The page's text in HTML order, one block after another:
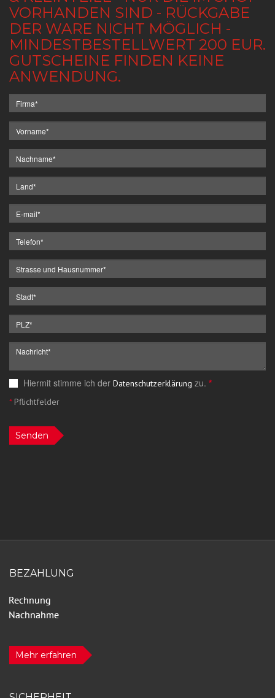
VORHANDEN SIND - RÜCKGABE
DER WARE NICHT MÖGLICH -
MINDESTBESTELLWERT 200 EUR.
GUTSCHEINE FINDEN KEINE
ANWENDUNG.
Hiermit stimme ich der Datenschutzerklärung zu. *
*Pflichtfelder
Senden
BEZAHLUNG
Mehr erfahren